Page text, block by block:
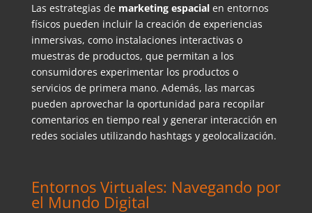
Las estrategias de marketing espacial en entornos
físicos pueden incluir la creación de experiencias
inmersivas, como instalaciones interactivas o
muestras de productos, que permitan a los
consumidores experimentar los productos o
servicios de primera mano. Además, las marcas
pueden aprovechar la oportunidad para recopilar
comentarios en tiempo real y generar interacción en
redes sociales utilizando hashtags y geolocalización.
Entornos Virtuales: Navegando por
el Mundo Digital